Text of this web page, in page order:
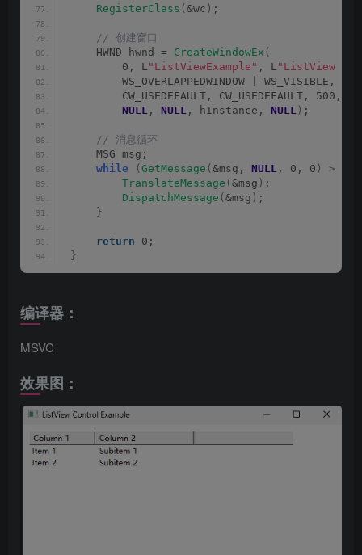
RegisterClass ( &wc ) ;
// 创建窗口
    HWND hwnd =
CreateWindowEx (
        0, L
"ListViewExample" , L "ListView
        WS_OVERLAPPEDWINDOW | WS_VISIBLE,
CW_USEDEFAULT, CW_USEDEFAULT, 500,
NULL , NULL , hInstance, NULL ) ;
// 消息循环
    MSG msg;
while
( GetMessage ( &msg, NULL , 0, 0 ) >
TranslateMessage ( &msg ) ;
DispatchMessage ( &msg ) ;
}
return 0;
}
编译器：
MSVC
效果图：